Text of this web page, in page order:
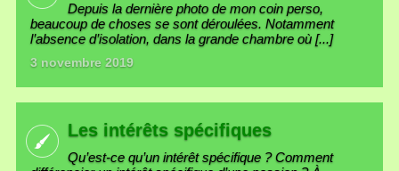
Depuis la dernière photo de mon coin perso,
beaucoup de choses se sont déroulées. Notamment
l’absence d’isolation, dans la grande chambre où [...]
3 novembre 2019
Les intérêts spécifiques
Qu’est-ce qu’un intérêt spécifique ? Comment